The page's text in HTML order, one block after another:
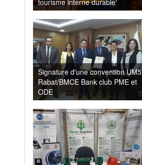
Signature d'une convention UM5
Rabat/BMCE Bank club PME et
ODE